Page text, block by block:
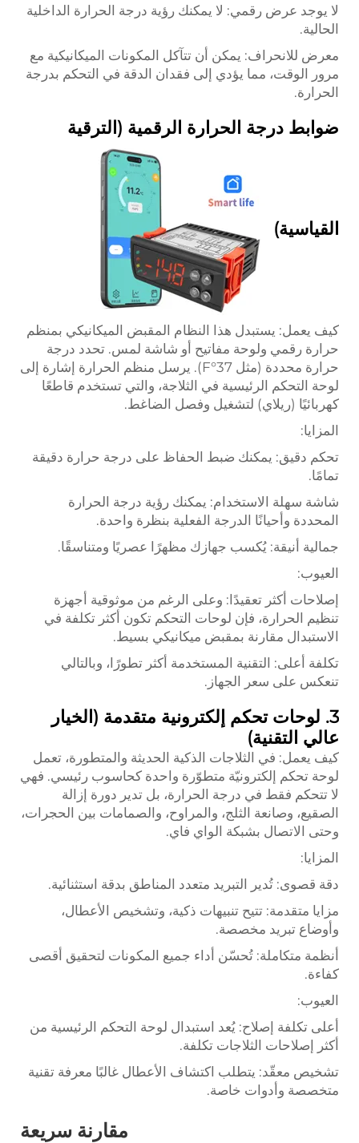
لا يوجد عرض رقمي: لا يمكنك رؤية درجة الحرارة الداخلية
الحالية.
معرض للانحراف: يمكن أن تتآكل المكونات الميكانيكية مع
مرور الوقت، مما يؤدي إلى فقدان الدقة في التحكم بدرجة
الحرارة.
ضوابط درجة الحرارة الرقمية (الترقية
القياسية)
كيف يعمل: يستبدل هذا النظام المقبض الميكانيكي بمنظم
حرارة رقمي ولوحة مفاتيح أو شاشة لمس. تحدد درجة
حرارة محددة (مثل 37°F). يرسل منظم الحرارة إشارة إلى
لوحة التحكم الرئيسية في الثلاجة، والتي تستخدم قاطعًا
كهربائيًا (ريلاي) لتشغيل وفصل الضاغط.
المزايا:
تحكم دقيق: يمكنك ضبط الحفاظ على درجة حرارة دقيقة
تمامًا.
شاشة سهلة الاستخدام: يمكنك رؤية درجة الحرارة
المحددة وأحيانًا الدرجة الفعلية بنظرة واحدة.
جمالية أنيقة: يُكسب جهازك مظهرًا عصريًا ومتناسقًا.
العيوب:
إصلاحات أكثر تعقيدًا: وعلى الرغم من موثوقية أجهزة
تنظيم الحرارة، فإن لوحات التحكم تكون أكثر تكلفة في
الاستبدال مقارنة بمقبض ميكانيكي بسيط.
تكلفة أعلى: التقنية المستخدمة أكثر تطورًا، وبالتالي
تنعكس على سعر الجهاز.
3. لوحات تحكم إلكترونية متقدمة (الخيار
عالي التقنية)
كيف يعمل: في الثلاجات الذكية الحديثة والمتطورة، تعمل
لوحة تحكم إلكترونيّة متطوّرة واحدة كحاسوب رئيسي. فهي
لا تتحكم فقط في درجة الحرارة، بل تدير دورة إزالة
الصقيع، وصانعة الثلج، والمراوح، والصمامات بين الحجرات،
وحتى الاتصال بشبكة الواي فاي.
المزايا:
دقة قصوى: تُدير التبريد متعدد المناطق بدقة استثنائية.
مزايا متقدمة: تتيح تنبيهات ذكية، وتشخيص الأعطال،
وأوضاع تبريد مخصصة.
أنظمة متكاملة: تُحسّن أداء جميع المكونات لتحقيق أقصى
كفاءة.
العيوب:
أعلى تكلفة إصلاح: يُعد استبدال لوحة التحكم الرئيسية من
أكثر إصلاحات الثلاجات تكلفة.
تشخيص معقّد: يتطلب اكتشاف الأعطال غالبًا معرفة تقنية
متخصصة وأدوات خاصة.
مقارنة سريعة